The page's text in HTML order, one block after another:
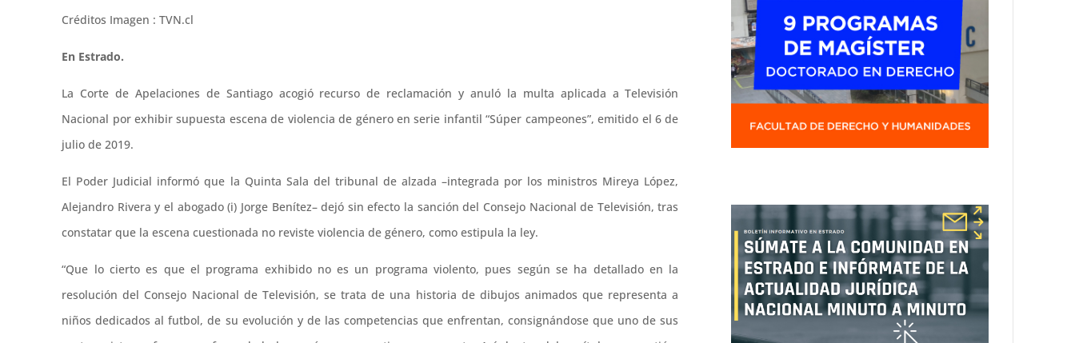
Créditos Imagen : TVN.cl
En Estrado.
La Corte de Apelaciones de Santiago acogió recurso de reclamación y anuló la multa aplicada a Televisión
Nacional por exhibir supuesta escena de violencia de género en serie infantil “Súper campeones”, emitido el 6 de
julio de 2019.
El Poder Judicial informó que la Quinta Sala del tribunal de alzada –integrada por los ministros Mireya López,
Alejandro Rivera y el abogado (i) Jorge Benítez– dejó sin efecto la sanción del Consejo Nacional de Televisión, tras
constatar que la escena cuestionada no reviste violencia de género, como estipula la ley.
“Que lo cierto es que el programa exhibido no es un programa violento, pues según se ha detallado en la
resolución del Consejo Nacional de Televisión, se trata de una historia de dibujos animados que representa a
niños dedicados al futbol, de su evolución y de las competencias que enfrentan, consignándose que uno de sus